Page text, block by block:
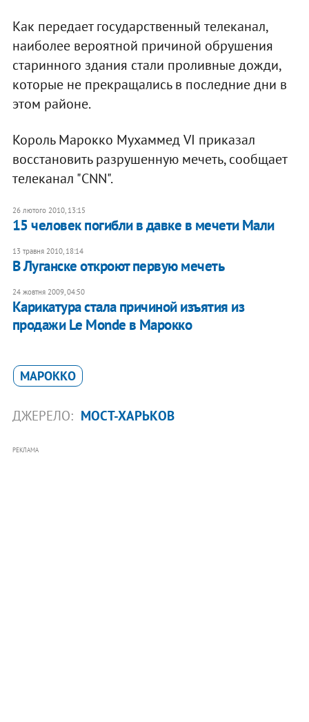
Как передает государственный телеканал,
наиболее вероятной причиной обрушения
старинного здания стали проливные дожди,
которые не прекращались в последние дни в
этом районе.
Король Марокко Мухаммед VI приказал
восстановить разрушенную мечеть, сообщает
телеканал "CNN".
26 лютого 2010, 13:15
15 человек погибли в давке в мечети Мали
13 травня 2010, 18:14
В Луганске откроют первую мечеть
24 жовтня 2009, 04:50
Карикатура стала причиной изъятия из
продажи Le Monde в Марокко
МАРОККО
ДЖЕРЕЛО: МОСТ-ХАРЬКОВ
РЕКЛАМА